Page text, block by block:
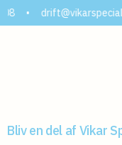
08 08 •
Bliv en del af Vikar